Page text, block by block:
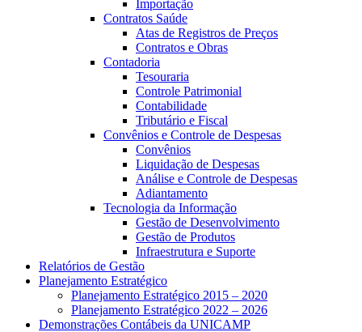
Importação
Contratos Saúde
Atas de Registros de Preços
Contratos e Obras
Contadoria
Tesouraria
Controle Patrimonial
Contabilidade
Tributário e Fiscal
Convênios e Controle de Despesas
Convênios
Liquidação de Despesas
Análise e Controle de Despesas
Adiantamento
Tecnologia da Informação
Gestão de Desenvolvimento
Gestão de Produtos
Infraestrutura e Suporte
Relatórios de Gestão
Planejamento Estratégico
Planejamento Estratégico 2015 – 2020
Planejamento Estratégico 2022 – 2026
Demonstrações Contábeis da UNICAMP